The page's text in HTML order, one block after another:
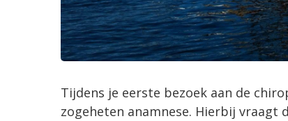
Tijdens je eerste bezoek aan de
zogeheten anamnese. Hierbij